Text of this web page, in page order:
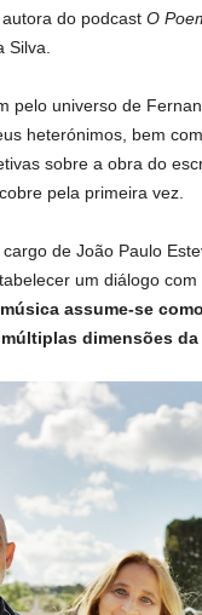
do podcast O
Silva.
pelo universo de
heterónimos, bem
sobre a obra do
pela primeira vez.
de João Paulo
um diálogo com
assume-se
dimensões